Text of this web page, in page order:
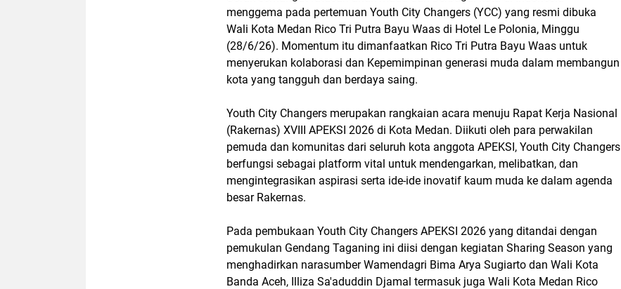
menggema pada pertemuan Youth City Changers (YCC) yang resmi dibuka
Wali Kota Medan Rico Tri Putra Bayu Waas di Hotel Le Polonia, Minggu
(28/6/26). Momentum itu dimanfaatkan Rico Tri Putra Bayu Waas untuk
menyerukan kolaborasi dan Kepemimpinan generasi muda dalam membangun
kota yang tangguh dan berdaya saing.
Youth City Changers merupakan rangkaian acara menuju Rapat Kerja Nasional
(Rakernas) XVIII APEKSI 2026 di Kota Medan. Diikuti oleh para perwakilan
pemuda dan komunitas dari seluruh kota anggota APEKSI, Youth City Changers
berfungsi sebagai platform vital untuk mendengarkan, melibatkan, dan
mengintegrasikan aspirasi serta ide-ide inovatif kaum muda ke dalam agenda
besar Rakernas.
Pada pembukaan Youth City Changers APEKSI 2026 yang ditandai dengan
pemukulan Gendang Taganing ini diisi dengan kegiatan Sharing Season yang
menghadirkan narasumber Wamendagri Bima Arya Sugiarto dan Wali Kota
Banda Aceh, Illiza Sa'aduddin Djamal termasuk juga Wali Kota Medan Rico